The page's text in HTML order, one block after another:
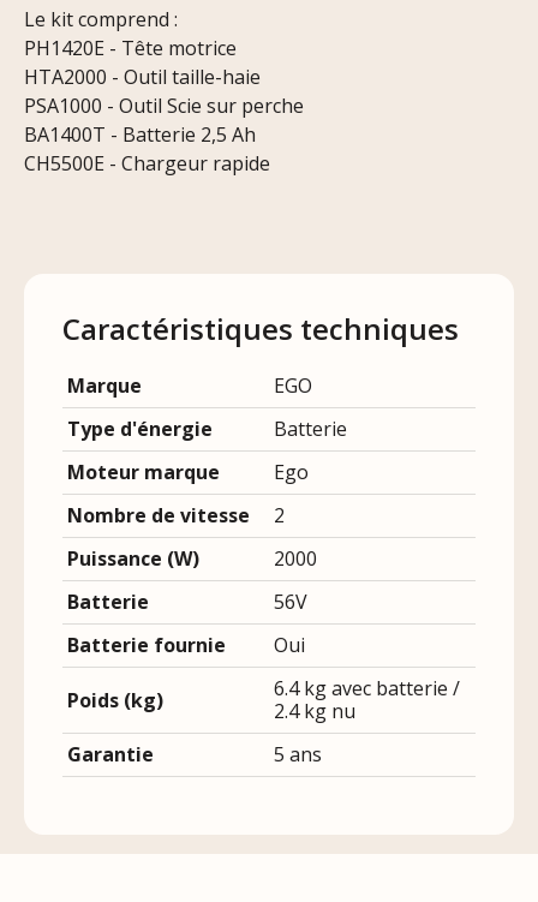
Le kit comprend :
PH1420E - Tête motrice
HTA2000 - Outil taille-haie
PSA1000 - Outil Scie sur perche
BA1400T - Batterie 2,5 Ah
CH5500E - Chargeur rapide
Caractéristiques techniques
Marque
EGO
Type d'énergie
Batterie
Moteur marque
Ego
Nombre de vitesse
2
Puissance (W)
2000
Batterie
56V
Batterie fournie
Oui
Poids (kg)
6.4 kg avec batterie /
2.4 kg nu
Garantie
5 ans